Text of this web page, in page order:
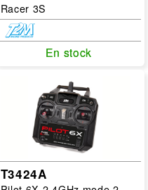
Racer 3S
En stock
En stock
T3424A